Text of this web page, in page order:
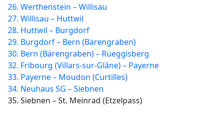
26. Werthenstein – Willisau
27. Willisau – Huttwil
28. Huttwil – Burgdorf
29. Burgdorf – Bern (Bärengraben)
30. Bern (Bärengraben) – Rüeggisberg
32. Fribourg (Villars-sur-Glâne) – Payerne
33. Payerne – Moudon (Curtilles)
34. Neuhaus SG – Siebnen
35. Siebnen – St. Meinrad (Etzelpass)